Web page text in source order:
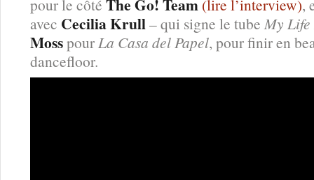
pour le côté The Go! Team (lire l’interview),
avec Cecilia Krull– qui signe le tube My
MosspourLa Casa del Papel, pour finir en
dancefloor.